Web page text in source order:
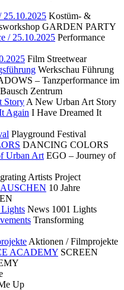
25.10.2025 Kostüm- &
GARDEN PARTY
/ 25.10.2025 Performance
Film Streetwear
Werkschau Führung
– Tanzperformance im
Zentrum
Story A New Urban Art Story
Again I Have Dreamed It
Playground Festival
DANCING COLORS
Urban Art EGO – Journey of
Artists Project
10 Jahre
News 1001 Lights
Transforming
Aktionen / Filmprojekte
ACADEMY SCREEN
Up